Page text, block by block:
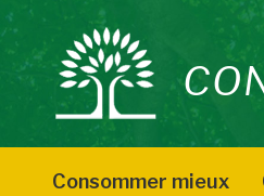
Consommer mieux